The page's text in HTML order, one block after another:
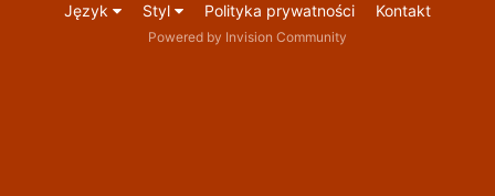
Język Styl Polityka prywatności Kontakt
Powered by Invision Community